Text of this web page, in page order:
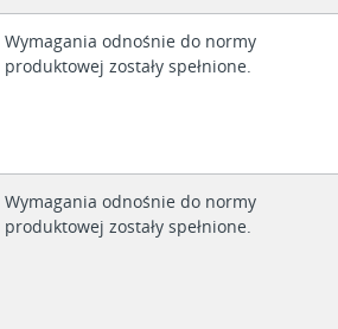
Wymagania odnośnie do normy
produktowej zostały spełnione.
Wymagania odnośnie do normy
produktowej zostały spełnione.